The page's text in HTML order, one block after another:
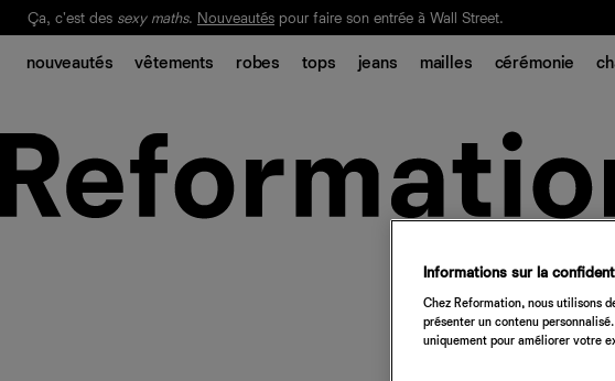
Notre Bilan Responsable 2025 est ici. Lisez-le
Ça, c'est des sexy maths. Nouveautés pour faire son entrée à Wall Street.
nouveautés vêtements robes tops jeans mailles cérémonie
Informations sur la
Chez Reformation, nous utilisons
présenter un contenu
uniquement pour améliorer votre